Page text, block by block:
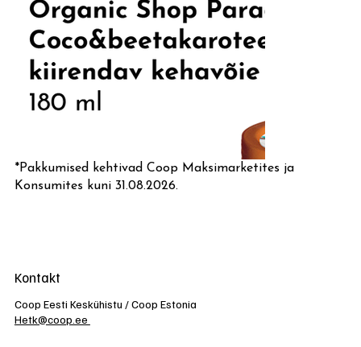
*Pakkumised kehtivad Coop Maksimarketites ja
Konsumites kuni 31.08.2026.
Kontakt
Coop Eesti Keskühistu / Coop Estonia
Hetk@coop.ee